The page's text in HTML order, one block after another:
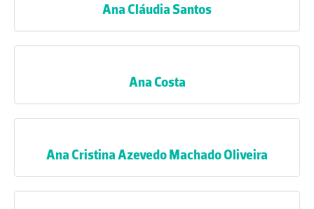
Ana Cláudia Santos
Ana Costa
Ana Cristina Azevedo Machado Oliveira